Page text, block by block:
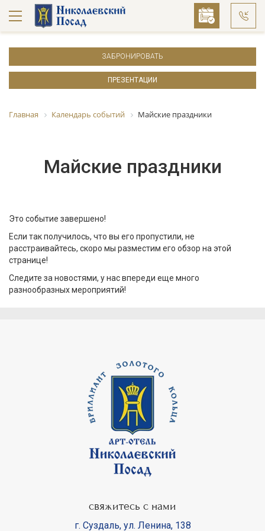
ЗАБРОНИРОВАТЬ
ПРЕЗЕНТАЦИИ
Главная Календарь событий Майские праздники
Майские праздники
Это событие завершено!
Если так получилось, что вы его пропустили, не
расстраивайтесь, скоро мы разместим его обзор на этой
странице!
Следите за новостями, у нас впереди еще много
разнообразных мероприятий!
свяжитесь с нами
г. Суздаль, ул. Ленина, 138